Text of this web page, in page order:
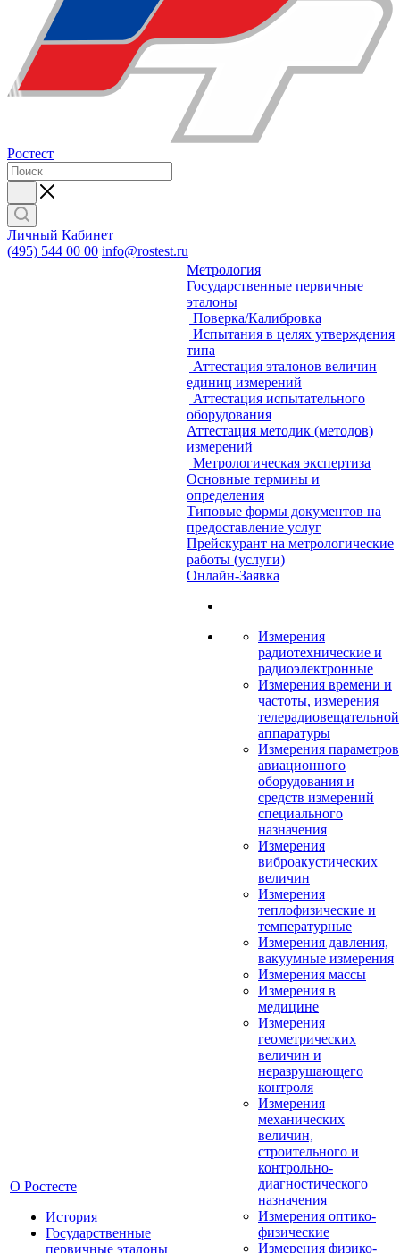
Ростест
Личный Кабинет
(495) 544 00 00 info@rostest.ru
О Ростесте
История
Государственные
первичные эталоны
Метрология
Государственные первичные
эталоны
Поверка/Калибровка
Испытания в целях утверждения
типа
Аттестация эталонов величин
единиц измерений
Аттестация испытательного
оборудования
Аттестация методик (методов)
измерений
Метрологическая экспертиза
Основные термины и
определения
Типовые формы документов на
предоставление услуг
Прейскурант на метрологические
работы (услуги)
Онлайн-Заявка
Измерения
радиотехнические и
радиоэлектронные
Измерения времени и
частоты, измерения
телерадиовещательной
аппаратуры
Измерения параметров
авиационного
оборудования и
средств измерений
специального
назначения
Измерения
виброакустических
величин
Измерения
теплофизические и
температурные
Измерения давления,
вакуумные измерения
Измерения массы
Измерения в
медицине
Измерения
геометрических
величин и
неразрушающего
контроля
Измерения
механических
величин,
строительного и
контрольно-
диагностического
назначения
Измерения оптико-
физические
Измерения физико-